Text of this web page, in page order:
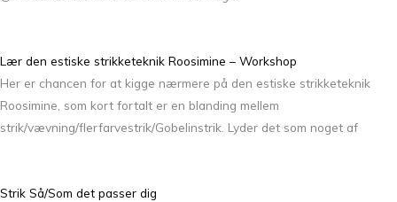
Lær den estiske strikketeknik Roosimine – Workshop
Her er chancen for at kigge nærmere på den estiske strikketeknik
Roosimine, som kort fortalt er en blanding mellem
strik/vævning/flerfarvestrik/Gobelinstrik. Lyder det som noget af
Strik Så/Som det passer dig